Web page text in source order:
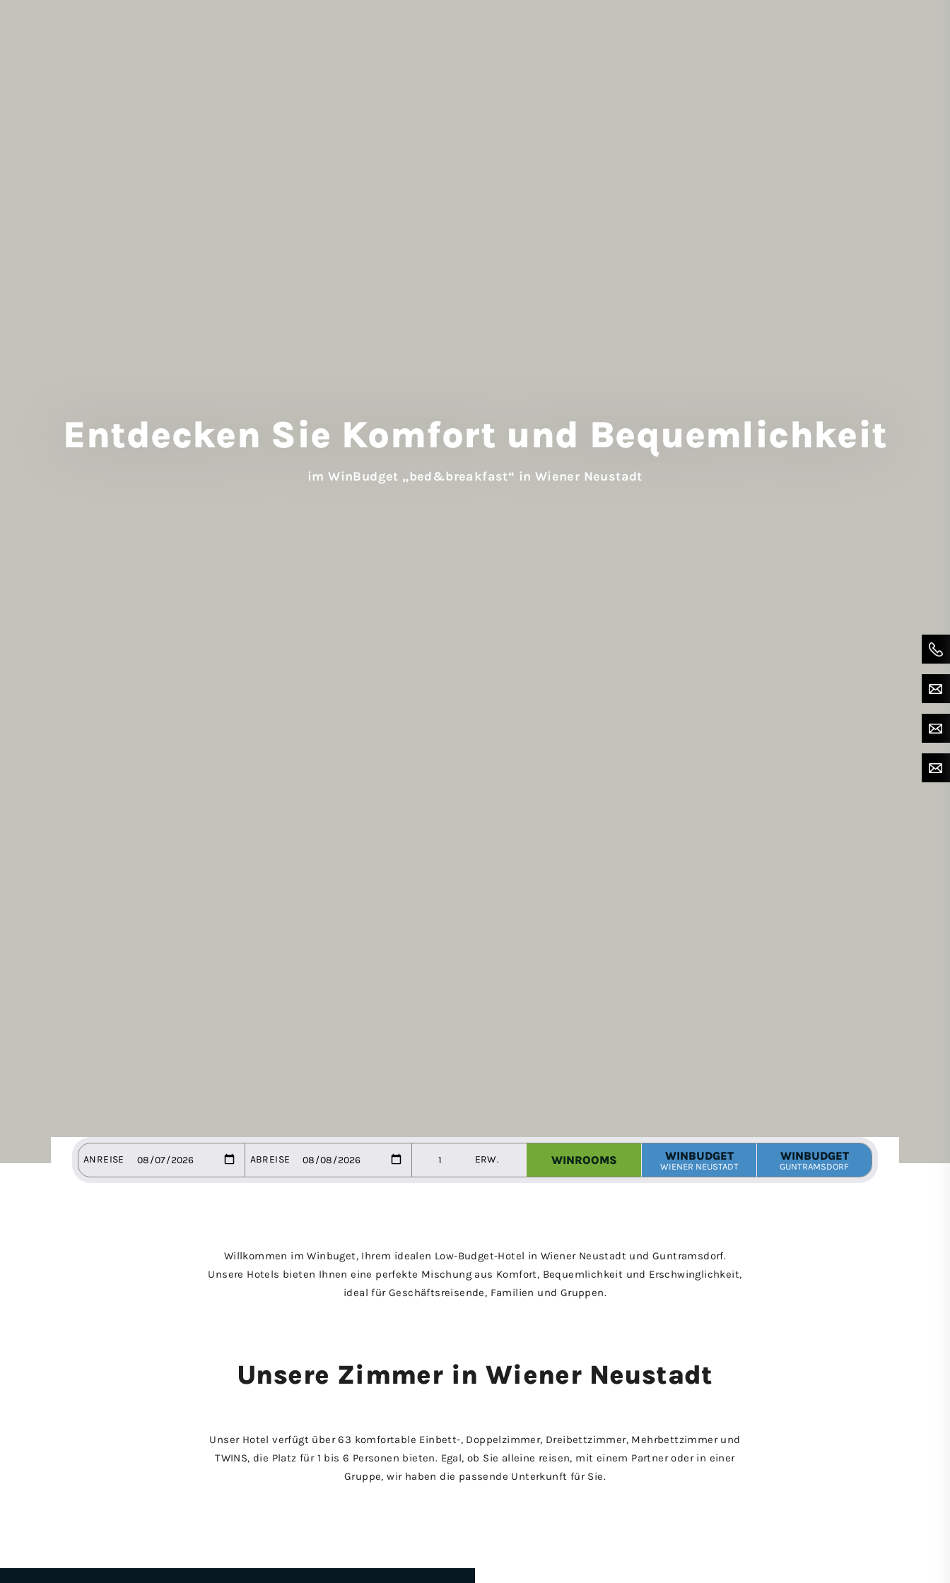
Entdecken Sie Komfort und Bequemlichkeit
im WinBudget „bed&breakfast“ in Wiener Neustadt
Willkommen im Winbuget, Ihrem idealen Low-Budget-Hotel in Wiener Neustadt und Guntramsdorf.
Unsere Hotels bieten Ihnen eine perfekte Mischung aus Komfort, Bequemlichkeit und Erschwinglichkeit,
ideal für Geschäftsreisende, Familien und Gruppen.
Unsere Zimmer in Wiener Neustadt
Unser Hotel verfügt über 63 komfortable Einbett-, Doppelzimmer, Dreibettzimmer, Mehrbettzimmer und
TWINS, die Platz für 1 bis 6 Personen bieten. Egal, ob Sie alleine reisen, mit einem Partner oder in einer
Gruppe, wir haben die passende Unterkunft für Sie.